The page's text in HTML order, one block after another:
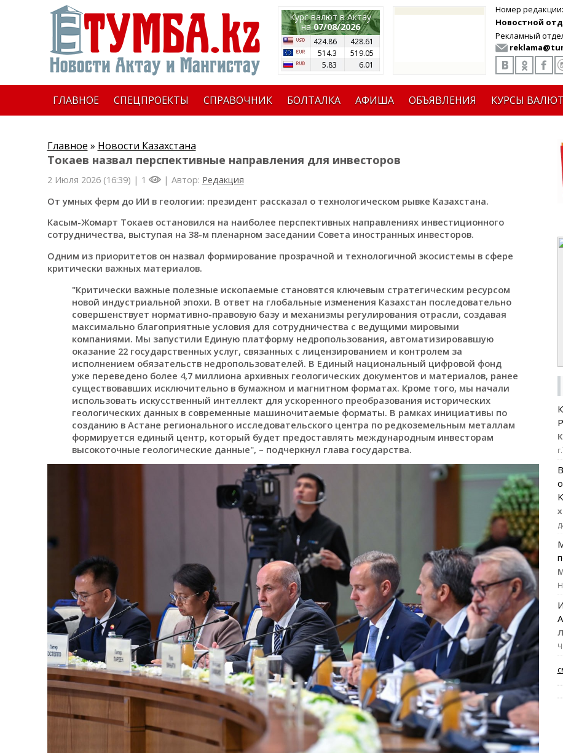
Курс валют в Актау
на07/08/2026
424.86
428.61
514.3
519.05
5.83
6.01
Номер редакции:
Новостной
Рекламный
ГЛАВНОЕ СПЕЦПРОЕКТЫ СПРАВОЧНИК БОЛТАЛКА АФИША ОБЪЯВЛЕНИЯ КУРСЫ
Главное » Новости Казахстана
Токаев назвал перспективные направления для инвесторов
2 Июля 2026 (16:39) | 1 | Автор: Редакция
От умных ферм до ИИ в геологии: президент рассказал о технологическом рывке Казахстана.
Касым-Жомарт Токаев остановился на наиболее перспективных направлениях инвестиционного
сотрудничества, выступая на 38-м пленарном заседании Совета иностранных инвесторов.
Одним из приоритетов он назвал формирование прозрачной и технологичной экосистемы в сфере
критически важных материалов.
"Критически важные полезные ископаемые становятся ключевым стратегическим ресурсом
новой индустриальной эпохи. В ответ на глобальные изменения Казахстан последовательно
совершенствует нормативно-правовую базу и механизмы регулирования отрасли, создавая
максимально благоприятные условия для сотрудничества с ведущими мировыми
компаниями. Мы запустили Единую платформу недропользования, автоматизировавшую
оказание 22 государственных услуг, связанных с лицензированием и контролем за
исполнением обязательств недропользователей. В Единый национальный цифровой фонд
уже переведено более 4,7 миллиона архивных геологических документов и материалов, ранее
существовавших исключительно в бумажном и магнитном форматах. Кроме того, мы начали
использовать искусственный интеллект для ускоренного преобразования исторических
геологических данных в современные машиночитаемые форматы. В рамках инициативы по
созданию в Астане регионального исследовательского центра по редкоземельным металлам
формируется единый центр, который будет предоставлять международным инвесторам
высокоточные геологические данные", – подчеркнул глава государства.